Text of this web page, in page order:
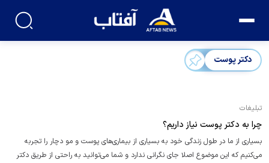
دکتر پوست
تبلیغات
چرا به دکتر پوست نیاز داریم؟
بسیاری از ما در طول زندگی خود به بسیاری از بیماری‌های پوست و مو دچار را تجربه
می‌کنیم که این موضوع اصلا جای نگرانی ندارد و شما می‌توانید به راحتی از طریق دکتر